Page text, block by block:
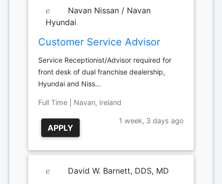
Navan Nissan / Navan
Hyundai
Customer Service Advisor
Service Receptionist/Advisor required for
front desk of dual franchise dealership,
Hyundai and Niss…
Full Time | Navan, Ireland
APPLY
1 week, 3 days ago
David W. Barnett, DDS, MD